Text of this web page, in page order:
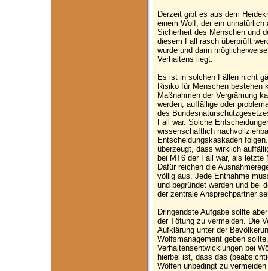
Derzeit gibt es aus dem
einem Wolf, der ein
Sicherheit des Menschen und
diesem Fall rasch überprüft
wurde und darin
Verhaltens liegt.
Es ist in solchen Fällen nicht
Risiko für Menschen bestehen
Maßnahmen der Vergrämung
werden, auffällige oder
des
Fall war. Solche
wissenschaftlich
Entscheidungskaskaden
überzeugt, dass wirklich
bei MT6 der Fall war, als letzte
Dafür reichen die
völlig aus. Jede Entnahme
und begründet werden und bei
der zentrale Ansprechpartner
Dringendste Aufgabe sollte
der Tötung zu vermeiden. Die
Aufklärung unter der
Wolfsmanagement geben
Verhaltensentwicklungen bei
hierbei ist, dass das
Wölfen unbedingt zu